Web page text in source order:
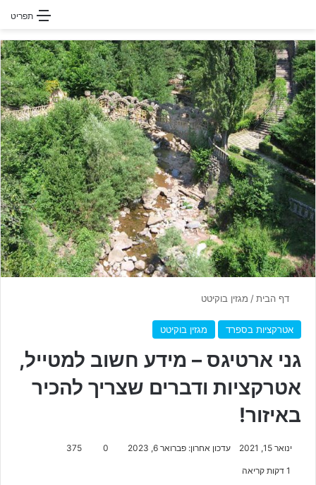
תפריט
דף הבית/ מגזין בוקיטט
אטרקציות בספרד מגזין בוקיטט
גני ארטיגס – מידע חשוב למטייל,
אטרקציות ודברים שצריך להכיר
באיזור!
ינואר 15, 2021 עדכון אחרון: פברואר 6, 2023 0
375